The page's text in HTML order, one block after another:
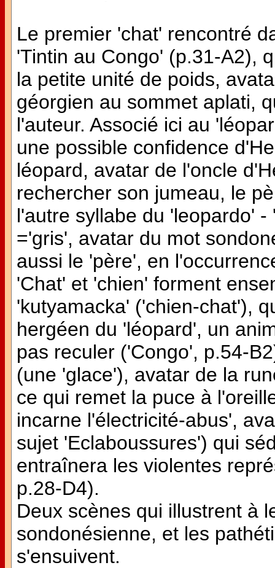
Le premier 'chat' rencontré
'Tintin au Congo' (p.31-A2),
la petite unité de poids,
géorgien au sommet aplati,
l'auteur. Associé ici au
une possible confidence
léopard, avatar de l'oncle
rechercher son jumeau, le
l'autre syllabe du 'leopardo'
='gris', avatar du mot
aussi le 'père', en
'Chat' et 'chien' forment
'kutyamacka' ('chien-chat'),
hergéen du 'léopard', un
pas reculer ('Congo', p.54-
(une 'glace'), avatar de la
ce qui remet la puce à
incarne l'électricité-abus',
sujet 'Eclaboussures') qui
entraînera les violentes
p.28-D4).
Deux scènes qui illustrent à
sondonésienne, et les
s'ensuivent.